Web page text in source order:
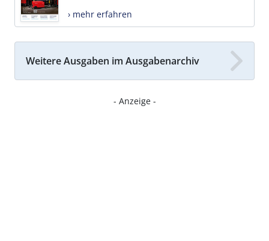
› mehr erfahren
Weitere Ausgaben im Ausgabenarchiv
- Anzeige -